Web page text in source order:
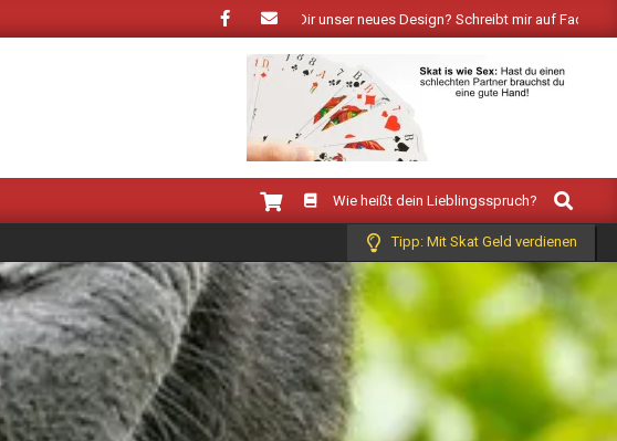
Farben bringt der Frühling: Wie gefällt Dir unser neues Design? Schreibt mir auf Facebook!
Wie heißt dein Lieblingsspruch?
Search
Tipp: Mit Skat Geld verdienen